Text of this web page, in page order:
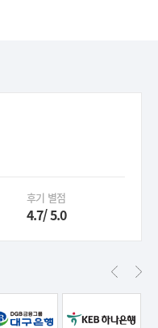
후기 별점
4.7/ 5.0